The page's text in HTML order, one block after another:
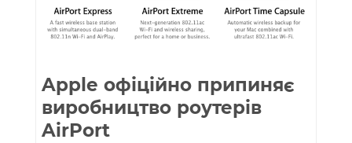
Apple офіційно припиняє
виробництво роутерів
AirPort